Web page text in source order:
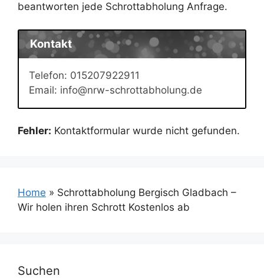
beantworten jede Schrottabholung Anfrage.
Kontakt
Telefon: 015207922911
Email: info@nrw-schrottabholung.de
Fehler: Kontaktformular wurde nicht gefunden.
Home » Schrottabholung Bergisch Gladbach –
Wir holen ihren Schrott Kostenlos ab
Suchen